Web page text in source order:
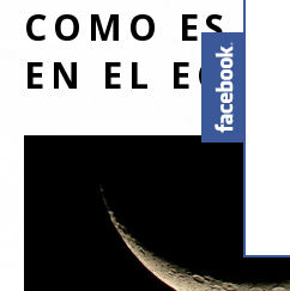
COMO ES
EN EL